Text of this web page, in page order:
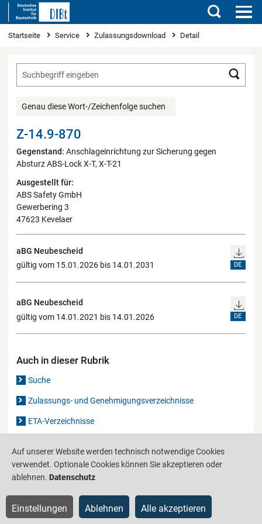
Suchen
Sie sind hier
Startseite Service Zulassungsdownload Detail
Genau diese Wort-/Zeichenfolge suchen
Z-14.9-870
Gegenstand: Anschlageinrichtung zur Sicherung gegen
Absturz ABS-Lock X-T, X-T-21
Ausgestellt für:
ABS Safety GmbH
Gewerbering 3
47623 Kevelaer
aBG Neubescheid
gültig vom 15.01.2026 bis 14.01.2031
DE
aBG Neubescheid
gültig vom 14.01.2021 bis 14.01.2026
DE
Auch in dieser Rubrik
Suche
Zulassungs- und Genehmigungsverzeichnisse
ETA-Verzeichnisse
Produktinformationsstelle für das Bauwesen
Barrierefreiheit Datenschutz Impressum Sitemap
Auf unserer Website werden technisch notwendige Cookies
verwendet. Optionale Cookies können Sie akzeptieren oder
ablehnen. Datenschutz
Einstellungen Ablehnen Alle akzeptieren